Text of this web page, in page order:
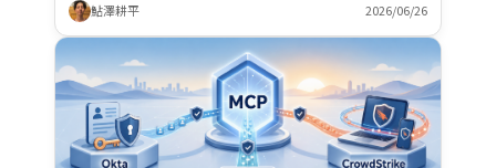
鮎澤耕平 2026/06/26